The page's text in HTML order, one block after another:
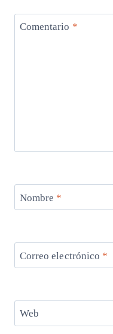
Comentario *
Nombre *
Correo electrónico *
Web